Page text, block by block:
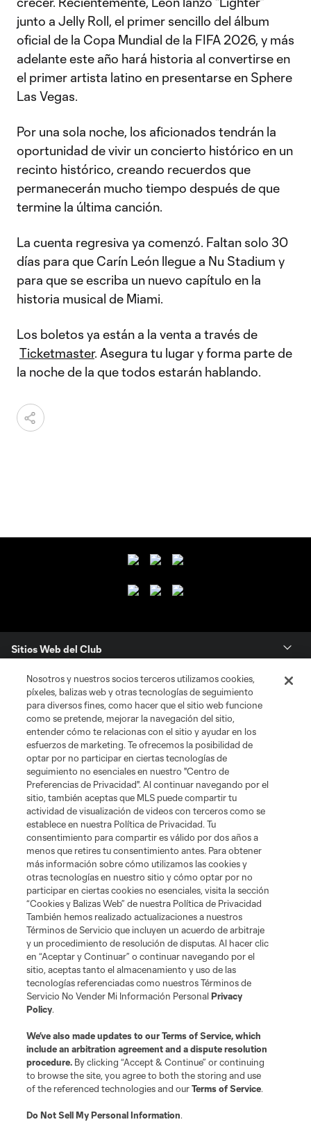
junto a Jelly Roll, el primer sencillo del álbum
oficial de la Copa Mundial de la FIFA 2026, y más
adelante este año hará historia al convertirse en
el primer artista latino en presentarse en Sphere
Las Vegas.
Por una sola noche, los aficionados tendrán la
oportunidad de vivir un concierto histórico en un
recinto histórico, creando recuerdos que
permanecerán mucho tiempo después de que
termine la última canción.
La cuenta regresiva ya comenzó. Faltan solo 30
días para que Carín León llegue a Nu Stadium y
para que se escriba un nuevo capítulo en la
historia musical de Miami.
Los boletos ya están a la venta a través de
Ticketmaster. Asegura tu lugar y forma parte de
la noche de la que todos estarán hablando.
Sitios Web del Club
Club
Tickets
News
MLSSOCCER.COM
Terminos de servicio
Politica de privacidad
Do Not Sell or Share My Personal Information
Cookies Settings
©2026 MLS. The Major League Soccer and MLS name and shield are
registered trademarks of Major League Soccer, L.L.C. (“MLS”). The names
and logos of MLS teams are registered and/or common law trademarks of
MLS or are used with the permission of their owners. Any unauthorized use
is forbidden.
Nosotros y nuestros socios terceros utilizamos cookies,
píxeles, balizas web y otras tecnologías de seguimiento
para diversos fines, como hacer que el sitio web funcione
como se pretende, mejorar la navegación del sitio,
entender cómo te relacionas con el sitio y ayudar en los
esfuerzos de marketing. Te ofrecemos la posibilidad de
optar por no participar en ciertas tecnologías de
seguimiento no esenciales en nuestro "Centro de
Preferencias de Privacidad". Al continuar navegando por el
sitio, también aceptas que MLS puede compartir tu
actividad de visualización de videos con terceros como se
establece en nuestra Política de Privacidad. Tu
consentimiento para compartir es válido por dos años a
menos que retires tu consentimiento antes. Para obtener
más información sobre cómo utilizamos las cookies y
otras tecnologías en nuestro sitio y cómo optar por no
participar en ciertas cookies no esenciales, visita la sección
“Cookies y Balizas Web” de nuestra Política de Privacidad
También hemos realizado actualizaciones a nuestros
Términos de Servicio que incluyen un acuerdo de arbitraje
y un procedimiento de resolución de disputas. Al hacer clic
en “Aceptar y Continuar” o continuar navegando por el
sitio, aceptas tanto el almacenamiento y uso de las
tecnologías referenciadas como nuestros Términos de
Servicio No Vender Mi Información PersonalPrivacy
Policy.
We’ve also made updates to ourTerms of Service, which
include an arbitration agreement and a dispute resolution
procedure. By clicking “Accept & Continue” or continuing
to browse the site, you agree to both the storing and use
of the referenced technologies and ourTerms of Service.
Do Not Sell My Personal Information.